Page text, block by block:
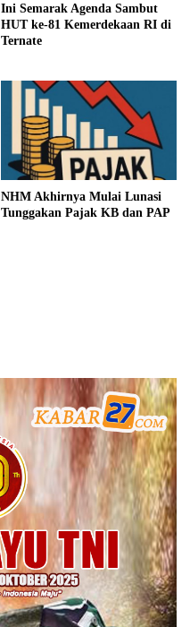
Ini Semarak Agenda Sambut
HUT ke-81 Kemerdekaan RI di
Ternate
NHM Akhirnya Mulai Lunasi
Tunggakan Pajak KB dan PAP